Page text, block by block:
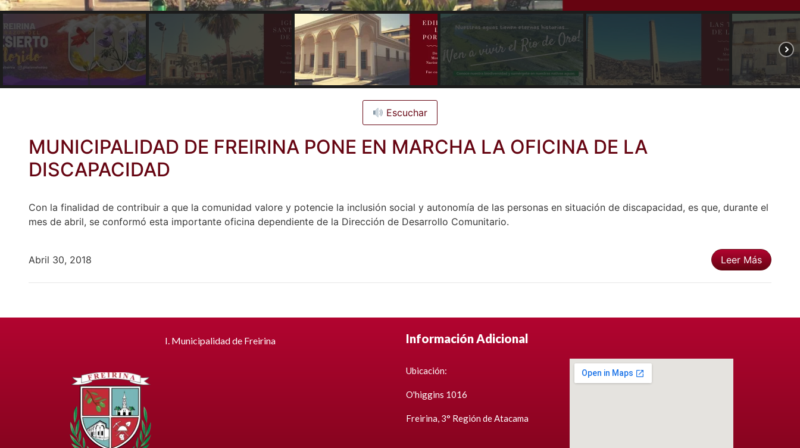
Escuchar
MUNICIPALIDAD DE FREIRINA PONE EN MARCHA LA OFICINA DE LA
DISCAPACIDAD
Con la finalidad de contribuir a que la comunidad valore y potencie la inclusión social y autonomía de las personas en situación de discapacidad, es que, durante el
mes de abril, se conformó esta importante oficina dependiente de la Dirección de Desarrollo Comunitario.
Abril 30, 2018 Leer Más
I. Municipalidad de Freirina Información Adicional
Ubicación:
O'higgins 1016
Freirina, 3° Región de Atacama